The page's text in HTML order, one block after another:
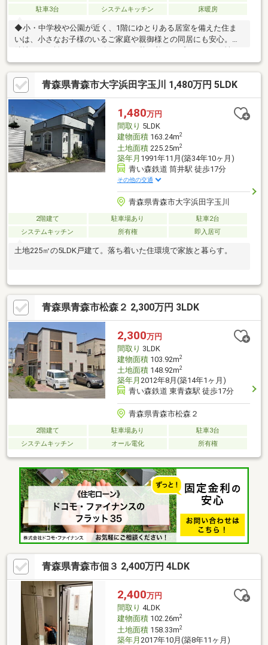
駐車3台
システムキッチン 床暖房
◆小・中学校や公園が近く、1階にゆとりある居室を備えた住ま
いは、小さなお子様のいるご家庭や親御様との同居にも安心。◆
兼ね備えた上質な住環境です。
青森県青森市大字浜田字玉川 1,480万円 5LDK
1,480万円
間取り 5LDK
建物面積163.24m2
土地面積225.25m2
築年月 1991年11月(築34年10ヶ月)
青い森鉄道 筒井駅 徒歩17分
その他の交通
青森県青森市大字浜田字玉川
2階建て 駐車場あり
駐車2台
システムキッチン
所有権 即入居可
土地225㎡の5LDK戸建て。落ち着いた住環境で家族と暮らす。
青森県青森市松森２ 2,300万円 3LDK
2,300万円
間取り 3LDK
建物面積103.92m2
土地面積148.92m2
築年月 2012年8月(築14年1ヶ月)
青い森鉄道 東青森駅 徒歩17分
青森県青森市松森２
2階建て 駐車場あり
駐車3台
システムキッチン
オール電化 所有権
青森県青森市佃３ 2,400万円 4LDK
2,400万円
間取り 4LDK
建物面積102.26m2
土地面積158.33m2
築年月 2017年10月(築8年11ヶ月)